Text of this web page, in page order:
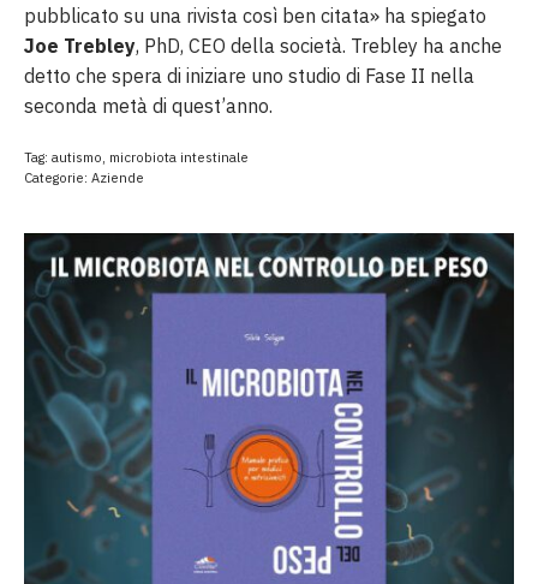
pubblicato su una rivista così ben citata» ha spiegato
Joe Trebley, PhD, CEO della società. Trebley ha anche
detto che spera di iniziare uno studio di Fase II nella
seconda metà di quest’anno.
Tag: autismo, microbiota intestinale
Categorie: Aziende